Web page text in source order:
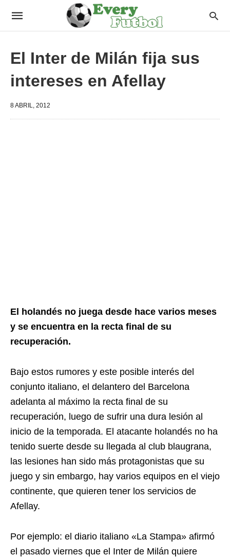
El Inter de Milán fija sus
intereses en Afellay
8 ABRIL, 2012
El holandés no juega desde hace varios meses
y se encuentra en la recta final de su
recuperación.
Bajo estos rumores y este posible interés del
conjunto italiano, el delantero del Barcelona
adelanta al máximo la recta final de su
recuperación, luego de sufrir una dura lesión al
inicio de la temporada. El atacante holandés no ha
tenido suerte desde su llegada al club blaugrana,
las lesiones han sido más protagonistas que su
juego y sin embargo, hay varios equipos en el viejo
continente, que quieren tener los servicios de
Afellay.
Por ejemplo: el diario italiano «La Stampa» afirmó
el pasado viernes que el Inter de Milán quiere